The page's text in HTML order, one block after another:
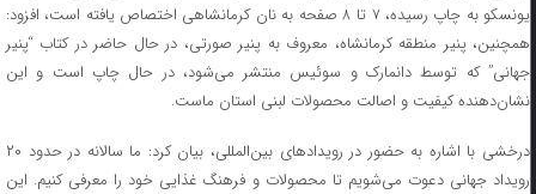
یونسکو به چاپ رسیده، ۷ تا ۸ صفحه به نان کرمانشاهی اختصاص یافته است، افزود:
همچنین، پنیر منطقه کرمانشاه، معروف به پنیر صورتی، در حال حاضر در کتاب “پنیر
جهانی” که توسط دانمارک و سوئیس منتشر می‌شود، در حال چاپ است و این
نشان‌دهنده کیفیت و اصالت محصولات لبنی استان ماست.
درخشی با اشاره به حضور در رویدادهای بین‌المللی، بیان کرد: ما سالانه در حدود ۲۰
رویداد جهانی دعوت می‌شویم تا محصولات و فرهنگ غذایی خود را معرفی کنیم. این